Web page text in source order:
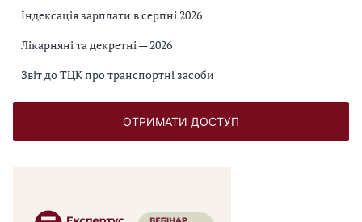
Індексація зарплати в серпні 2026
Лікарняні та декретні — 2026
Звіт до ТЦК про транспортні засоби
ОТРИМАТИ ДОСТУП